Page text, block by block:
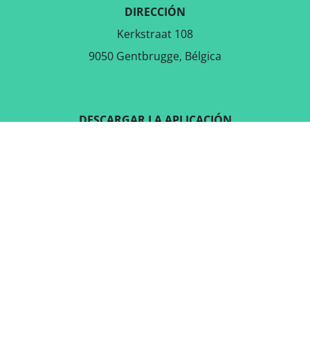
DIRECCIÓN
Kerkstraat 108
9050 Gentbrugge, Bélgica
DESCARGAR LA APLICACIÓN